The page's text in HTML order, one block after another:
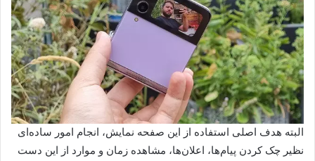
البته هدف اصلی استفاده از این صفحه نمایش، انجام امور ساده‌ای
نظیر چک کردن پیام‌ها، اعلان‌ها، مشاهده زمان و موارد از این دست